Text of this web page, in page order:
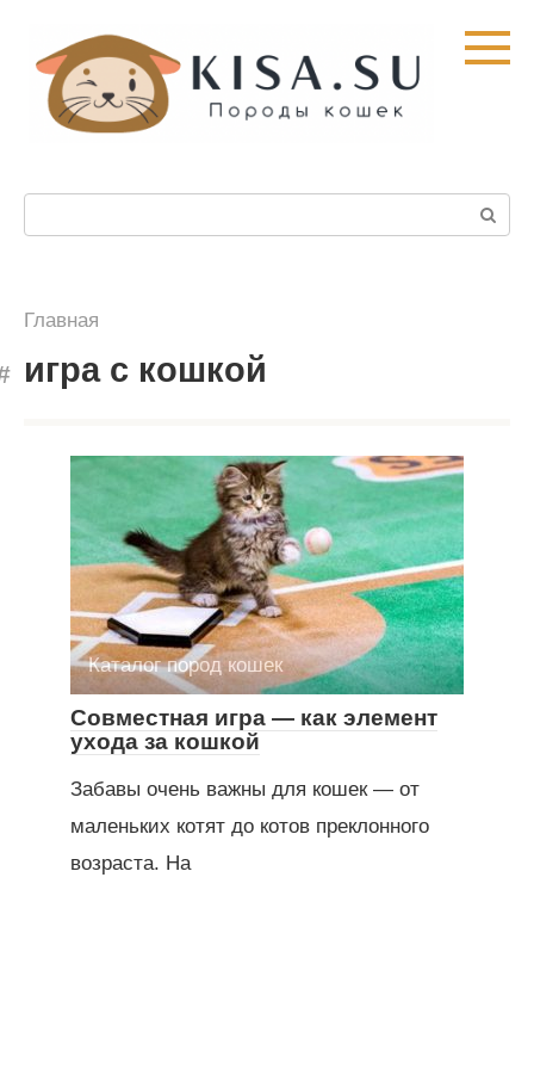
контенту
Главная
игра c кошкой
Каталог пород кошек
Совместная игра — как элемент
ухода за кошкой
Забавы очень важны для кошек — от
маленьких котят до котов преклонного
возраста. На